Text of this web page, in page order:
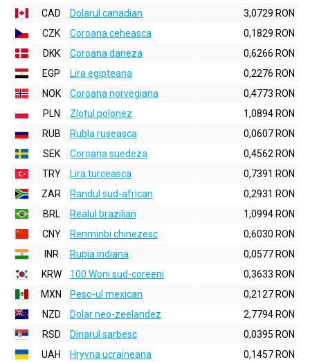
CAD
Dolarul canadian
3,0729 RON
CZK
Coroana ceheasca
0,1829 RON
DKK
Coroana daneza
0,6266 RON
EGP
Lira egipteana
0,2276 RON
NOK
Coroana norvegiana
0,4773 RON
PLN
Zlotul polonez
1,0894 RON
RUB
Rubla ruseasca
0,0607 RON
SEK
Coroana suedeza
0,4562 RON
TRY
Lira turceasca
0,7391 RON
ZAR
Randul sud-african
0,2931 RON
BRL
Realul brazilian
1,0994 RON
CNY
Renminbi chinezesc
0,6030 RON
INR
Rupia indiana
0,0577 RON
KRW
100 Woni sud-coreeni
0,3633 RON
MXN
Peso-ul mexican
0,2127 RON
NZD
Dolar neo-zeelandez
2,7794 RON
RSD
Dinarul sarbesc
0,0395 RON
UAH
Hryvna ucraineana
0,1457 RON